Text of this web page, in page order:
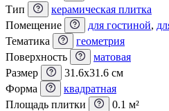
Тип
керамическая плитка
Помещение
для гостиной,
Тематика
геометрия
Поверхность
матовая
Размер
31.6x31.6 см
Форма
квадратная
Площадь плитки
0.1 м²